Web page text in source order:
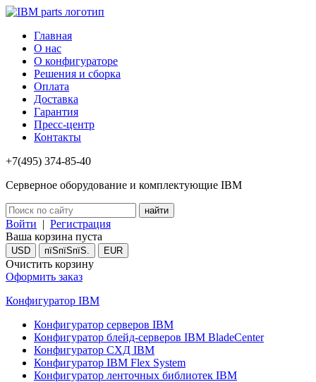
Главная
О нас
О конфигураторе
Решения и сборка
Оплата
Доставка
Гарантия
Пресс-центр
Контакты
+7(495) 374-85-40
Серверное оборудование и комплектующие IBM
Войти | Регистрация
Ваша корзина пуста
USD пїЅпїЅпїЅ. EUR
Очистить корзину
Оформить заказ
Конфигуратор IBM
Конфигуратор серверов IBM
Конфигуратор блейд-серверов IBM BladeCenter
Конфигуратор СХД IBM
Конфигуратор IBM Flex System
Конфигуратор ленточных библиотек IBM